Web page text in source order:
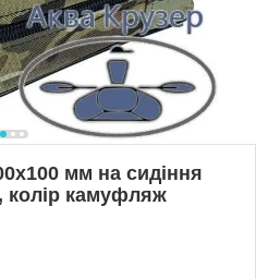
мм на сидіння
колір камуфляж